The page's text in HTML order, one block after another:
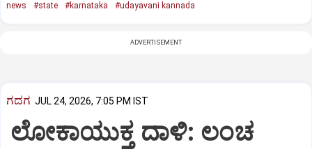
news
#state #karnataka #udayavani kannada
ADVERTISEMENT
ಗದಗ JUL 24, 2026, 7:05 PM IST
ಲೋಕಾಯುಕ್ತ ದಾಳಿ: ಲಂಚ